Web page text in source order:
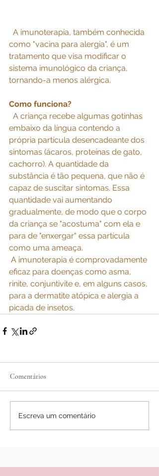
A imunoterapia, também conhecida
como "vacina para alergia", é um
tratamento que visa modificar o
sistema imunológico da criança,
tornando-a menos alérgica.
Como funciona?
A criança recebe algumas gotinhas
embaixo da língua contendo a
própria partícula desencadeante dos
sintomas (ácaros, proteínas de gato,
cachorro). A quantidade da
substância é tão pequena, que não é
capaz de suscitar sintomas. Essa
quantidade vai aumentando
gradualmente, de modo que o corpo
da criança se "acostuma" com ela e
para de "enxergar" essa partícula
como uma ameaça.
A imunoterapia é comprovadamente
eficaz para doenças como asma,
rinite, conjuntivite e, em alguns casos,
para a dermatite atópica e alergia a
picada de insetos.
Comentários
Escreva um comentário